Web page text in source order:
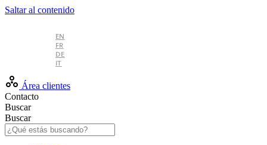
Saltar al contenido
EN
FR
DE
IT
Área clientes
Contacto
Buscar
Buscar